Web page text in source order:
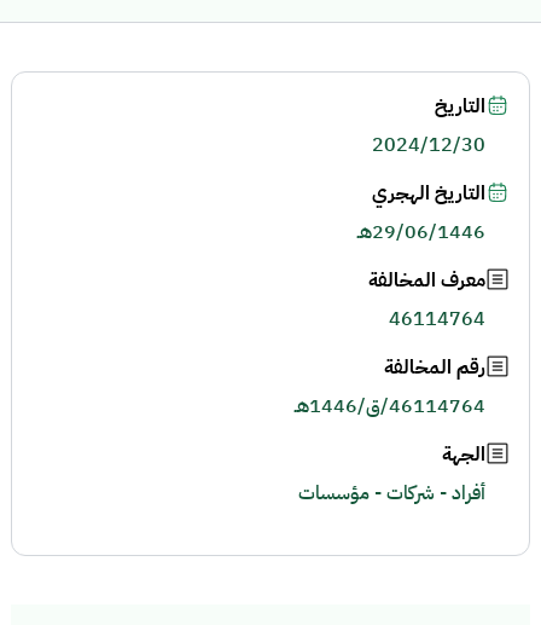
التاريخ
2024/12/30
التاريخ الهجري
29/06/1446هـ
معرف المخالفة
46114764
رقم المخالفة
46114764/ق/1446هـ
الجهة
أفراد - شركات - مؤسسات